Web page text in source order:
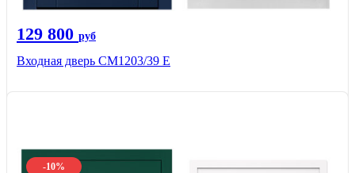
129 800 руб
Входная дверь СМ1203/39 E
-10%